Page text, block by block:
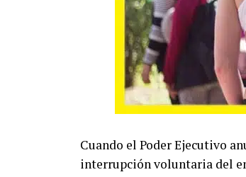
Cuando el Poder Ejecutivo
interrupción voluntaria del